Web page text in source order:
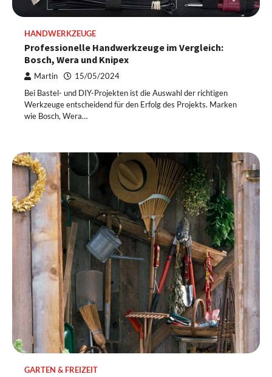
HANDWERKZEUGE
Professionelle Handwerkzeuge im Vergleich:
Bosch, Wera und Knipex
Martin 15/05/2024
Bei Bastel- und DIY-Projekten ist die Auswahl der richtigen
Werkzeuge entscheidend für den Erfolg des Projekts. Marken
wie Bosch, Wera…
GARTEN & FREIZEIT